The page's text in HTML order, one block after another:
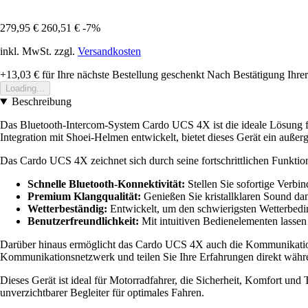
279,95 € 260,51 € -7%
inkl. MwSt. zzgl. Versandkosten
+13,03 € für Ihre nächste Bestellung geschenkt Nach Bestätigung
Loading...
Beschreibung
Das Bluetooth-Intercom-System Cardo UCS 4X ist die ideale
Integration mit Shoei-Helmen entwickelt, bietet dieses Gerät ein
Das Cardo UCS 4X zeichnet sich durch seine fortschrittlichen
Schnelle Bluetooth-Konnektivität: Stellen Sie sofortige
Premium Klangqualität: Genießen Sie kristallklaren Sound
Wetterbeständig: Entwickelt, um den schwierigsten
Benutzerfreundlichkeit: Mit intuitiven Bedienelementen
Darüber hinaus ermöglicht das Cardo UCS 4X auch die
Kommunikationsnetzwerk und teilen Sie Ihre Erfahrungen direkt
Dieses Gerät ist ideal für Motorradfahrer, die Sicherheit, Komfort
unverzichtbarer Begleiter für optimales Fahren.